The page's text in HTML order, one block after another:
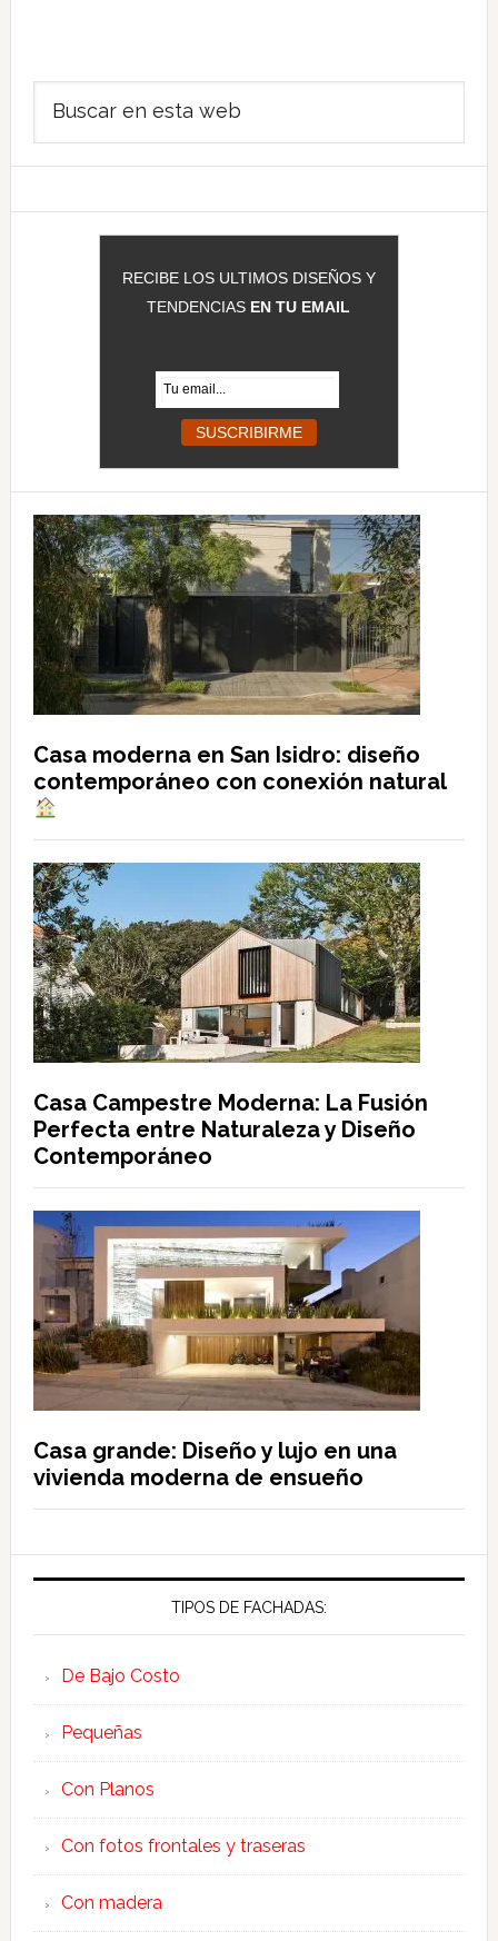
Barra
lateral
principal
RECIBE LOS ULTIMOS DISEÑOS Y
TENDENCIAS EN TU EMAIL
Casa moderna en San Isidro: diseño
contemporáneo con conexión natural
Casa Campestre Moderna: La Fusión
Perfecta entre Naturaleza y Diseño
Contemporáneo
Casa grande: Diseño y lujo en una
vivienda moderna de ensueño
TIPOS DE FACHADAS:
De Bajo Costo
Pequeñas
Con Planos
Con fotos frontales y traseras
Con madera